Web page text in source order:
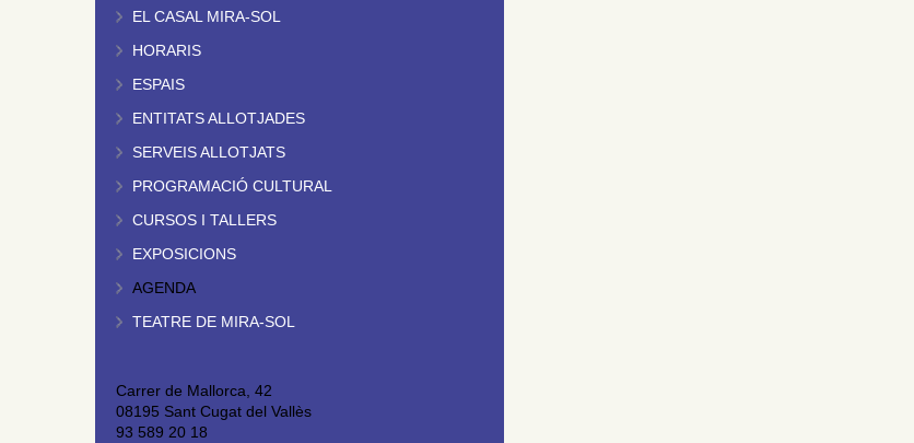
EL CASAL MIRA-SOL
HORARIS
ESPAIS
ENTITATS ALLOTJADES
SERVEIS ALLOTJATS
PROGRAMACIÓ CULTURAL
CURSOS I TALLERS
EXPOSICIONS
AGENDA
TEATRE DE MIRA-SOL
Carrer de Mallorca, 42
08195 Sant Cugat del Vallès
93 589 20 18